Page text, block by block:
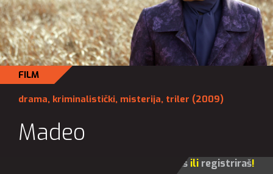
FILM
drama, kriminalistički, misterija, triler (2009)
Madeo
prijaviš ili registriraš!